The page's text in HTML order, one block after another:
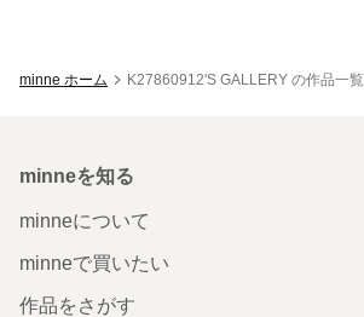
minne ホーム K27860912'S GALLERY の作品一覧
minneを知る
minneについて
minneで買いたい
作品をさがす